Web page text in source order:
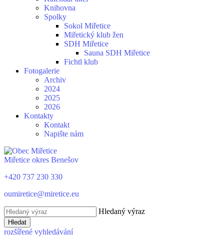
Knihovna
Spolky
Sokol Miřetice
Miřetický klub žen
SDH Miřetice
Sauna SDH Miřetice
Fichtl klub
Fotogalerie
Archiv
2024
2025
2026
Kontakty
Kontakt
Napište nám
Miřetice okres Benešov
+420 737 230 330
oumiretice@miretice.eu
Hledaný výraz
Hledat
rozšířené vyhledávání